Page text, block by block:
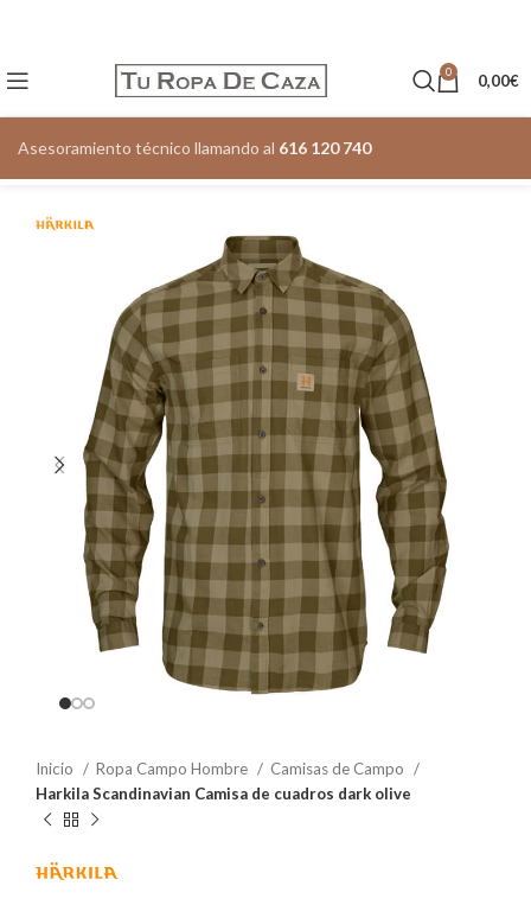
0 0,00€
Asesoramiento técnico llamando al 616 120 740
Inicio Ropa Campo Hombre
Camisas de Campo
Harkila Scandinavian Camisa de cuadros dark olive